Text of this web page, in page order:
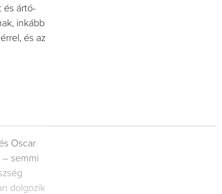
és ártó-
inkább
és az
Oscar
semmi
dolgozik